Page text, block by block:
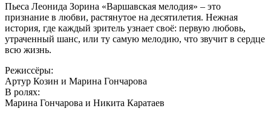
Пьеса Леонида Зорина «Варшавская мелодия» – это
признание в любви, растянутое на десятилетия. Нежная
история, где каждый зритель узнает своё: первую любовь,
утраченный шанс, или ту самую мелодию, что звучит в сердце
всю жизнь.
Режиссёры:
Артур Козин и Марина Гончарова
В ролях:
Марина Гончарова и Никита Каратаев